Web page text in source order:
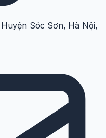
Sóc Sơn, Hà Nội,